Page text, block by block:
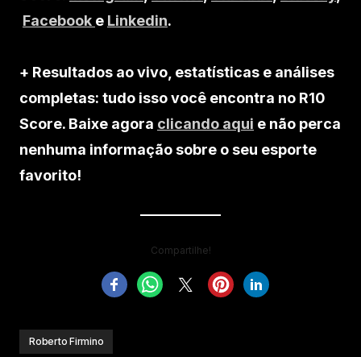
Facebook e Linkedin.
+ Resultados ao vivo, estatísticas e análises
completas: tudo isso você encontra no R10
Score. Baixe agora clicando aqui e não perca
nenhuma informação sobre o seu esporte
favorito!
Compartilhe!
Roberto Firmino